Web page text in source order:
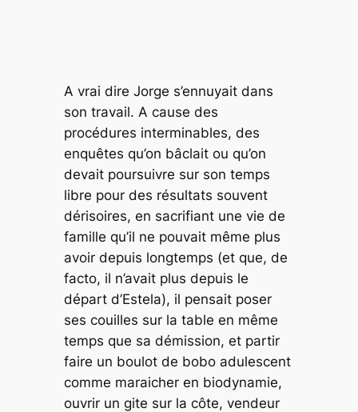
A vrai dire Jorge s’ennuyait dans
son travail. A cause des
procédures interminables, des
enquêtes qu’on bâclait ou qu’on
devait poursuivre sur son temps
libre pour des résultats souvent
dérisoires, en sacrifiant une vie de
famille qu’il ne pouvait même plus
avoir depuis longtemps (et que, de
facto, il n’avait plus depuis le
départ d’Estela), il pensait poser
ses couilles sur la table en même
temps que sa démission, et partir
faire un boulot de bobo adulescent
comme maraicher en biodynamie,
ouvrir un gite sur la côte, vendeur